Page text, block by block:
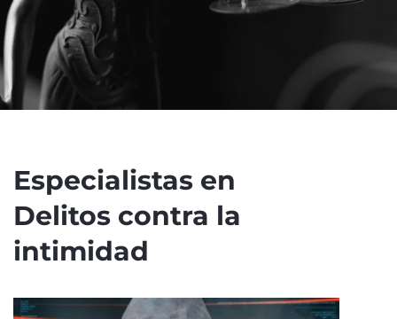
Especialistas en
Delitos contra la
intimidad